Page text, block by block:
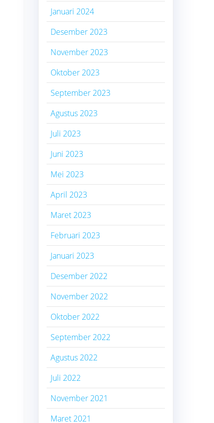
Januari 2024
Desember 2023
November 2023
Oktober 2023
September 2023
Agustus 2023
Juli 2023
Juni 2023
Mei 2023
April 2023
Maret 2023
Februari 2023
Januari 2023
Desember 2022
November 2022
Oktober 2022
September 2022
Agustus 2022
Juli 2022
November 2021
Maret 2021